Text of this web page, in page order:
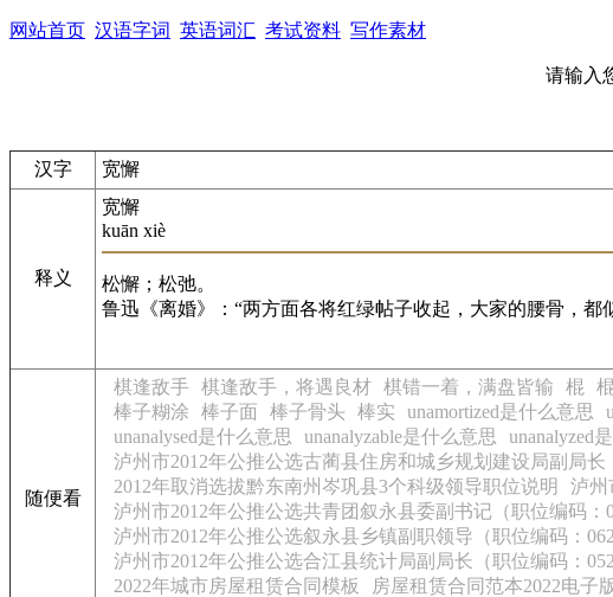
网站首页 汉语字词 英语词汇 考试资料 写作素材
请输入
汉字 宽懈
释义
宽懈
kuān xiè
松懈；松弛。
鲁迅《离婚》：“两方面各将红绿帖子收起，大家的腰骨，
随便看
棋逢敌手 棋逢敌手，将遇良材 棋错一着，满盘皆输 棍
棒子糊涂
棒子面 棒子骨头 棒实 unamortized是什么意思
unanalysed是什么意思
unanalyzable是什么意思 unanalyzed
泸州市2012年公推公选古蔺县住房和城乡规划建设局副局
2012年取消选拔黔东南州岑巩县3个科级领导职位说明
泸州
泸州市2012年公推公选共青团叙永县委副书记（职位编码：
泸州市2012年公推公选叙永县乡镇副职领导（职位编码：
泸州市2012年公推公选合江县统计局副局长（职位编码：
2022年城市房屋租赁合同模板
房屋租赁合同范本2022电子